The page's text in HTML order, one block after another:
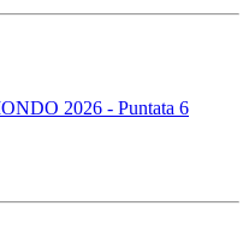
2026 - Puntata 6